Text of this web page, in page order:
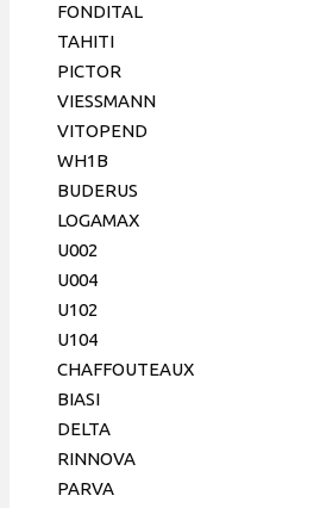
Ferroli,
Fondital,
148 мм,
Италия
FONDITAL
TAHITI
PICTOR
VIESSMANN
VITOPEND
WH1B
BUDERUS
LOGAMAX
U002
U004
U102
U104
CHAFFOUTEAUX
BIASI
DELTA
RINNOVA
PARVA